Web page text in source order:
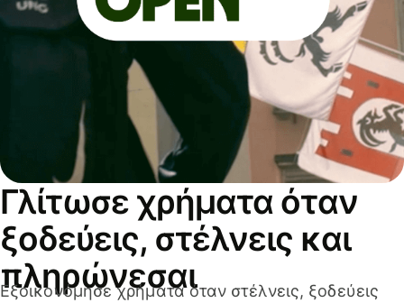
Γλίτωσε χρήματα όταν
ξοδεύεις, στέλνεις και
πληρώνεσαι
Εξοικονόμησε χρήματα όταν στέλνεις, ξοδεύεις